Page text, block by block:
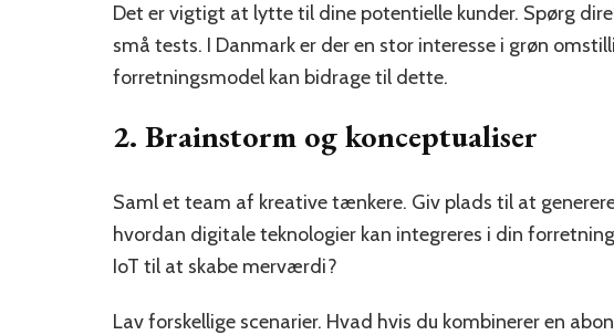
Det er vigtigt at lytte til dine potentielle kunder. Spørg
små tests. I Danmark er der en stor interesse i grøn
forretningsmodel kan bidrage til dette.
2. Brainstorm og konceptualiser
Saml et team af kreative tænkere. Giv plads til at
hvordan digitale teknologier kan integreres i din
IoT til at skabe merværdi?
Lav forskellige scenarier. Hvad hvis du kombinerer en